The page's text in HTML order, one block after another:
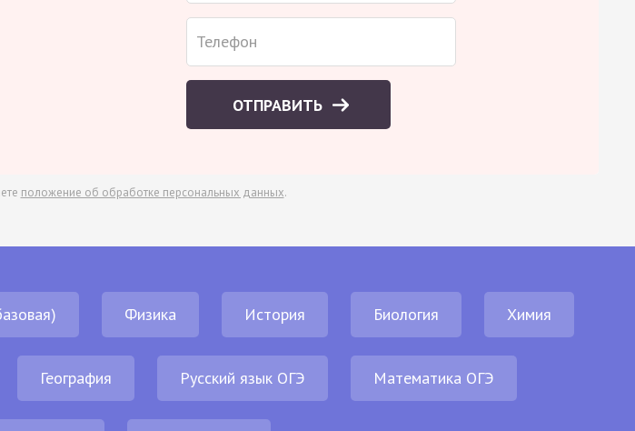
ОТПРАВИТЬ
положение об обработке персональных данных.
Физика История Биология Химия
География Русский язык ОГЭ Математика ОГЭ